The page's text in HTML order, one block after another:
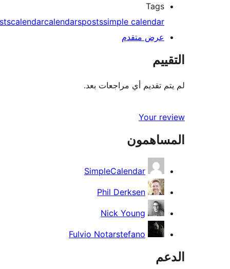
Tags
calendarcalendarspostssimple calendar
عرض متقدم
التقييم
لم يتم تقديم أي مراجعات بعد.
Your review
المساهمون
SimpleCalendar
Phil Derksen
Nick Young
Fulvio Notarstefano
الدعم